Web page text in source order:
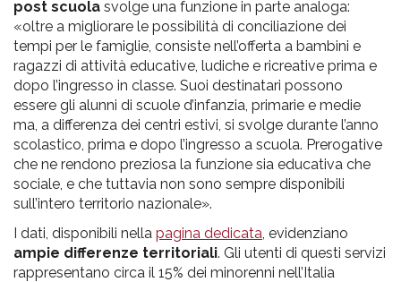
post scuola svolge una funzione in parte analoga:
«oltre a migliorare le possibilità di conciliazione dei
tempi per le famiglie, consiste nell’offerta a bambini e
ragazzi di attività educative, ludiche e ricreative prima e
dopo l’ingresso in classe. Suoi destinatari possono
essere gli alunni di scuole d’infanzia, primarie e medie
ma, a differenza dei centri estivi, si svolge durante l’anno
scolastico, prima e dopo l’ingresso a scuola. Prerogative
che ne rendono preziosa la funzione sia educativa che
sociale, e che tuttavia non sono sempre disponibili
sull’intero territorio nazionale».
I dati, disponibili nella pagina dedicata , evidenziano
ampie differenze territoriali. Gli utenti di questi servizi
rappresentano circa il 15% dei minorenni nell’Italia